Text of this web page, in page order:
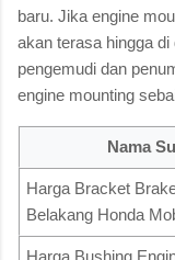
baru. Jika engine
akan terasa hingga
pengemudi dan
engine mounting
Nama
Harga Bracket
Belakang Honda
Harga Bushing